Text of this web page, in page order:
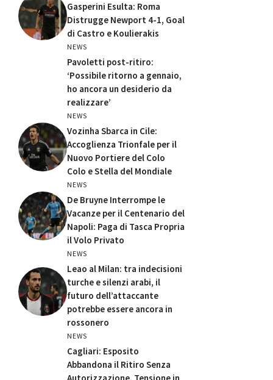
Gasperini Esulta: Roma
Distrugge Newport 4-1, Goal
di Castro e Koulierakis
NEWS
Pavoletti post-ritiro:
‘Possibile ritorno a gennaio,
ho ancora un desiderio da
realizzare’
NEWS
Vozinha Sbarca in Cile:
Accoglienza Trionfale per il
Nuovo Portiere del Colo
Colo e Stella del Mondiale
NEWS
De Bruyne Interrompe le
Vacanze per il Centenario del
Napoli: Paga di Tasca Propria
il Volo Privato
NEWS
Leao al Milan: tra indecisioni
turche e silenzi arabi, il
futuro dell’attaccante
potrebbe essere ancora in
rossonero
NEWS
Cagliari: Esposito
Abbandona il Ritiro Senza